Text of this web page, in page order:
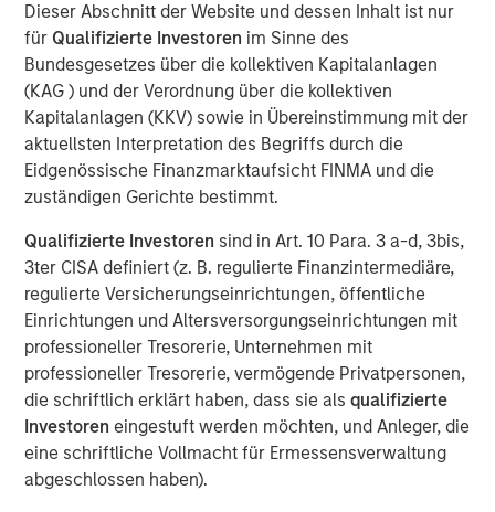
Dieser Abschnitt der Website und dessen Inhalt ist nur
für Qualifizierte Investoren im Sinne des
Bundesgesetzes über die kollektiven Kapitalanlagen
(KAG ) und der Verordnung über die kollektiven
Kapitalanlagen (KKV) sowie in Übereinstimmung mit der
aktuellsten Interpretation des Begriffs durch die
Eidgenössische Finanzmarktaufsicht FINMA und die
zuständigen Gerichte bestimmt.
Qualifizierte Investoren sind in Art. 10 Para. 3 a-d, 3bis,
3ter CISA definiert (z. B. regulierte Finanzintermediäre,
regulierte Versicherungseinrichtungen, öffentliche
Einrichtungen und Altersversorgungseinrichtungen mit
professioneller Tresorerie, Unternehmen mit
professioneller Tresorerie, vermögende Privatpersonen,
die schriftlich erklärt haben, dass sie alsqualifizierte
Investoren eingestuft werden möchten, und Anleger, die
eine schriftliche Vollmacht für Ermessensverwaltung
abgeschlossen haben).
Tianhe Chemicals Group (“Tianhe” or the “Company”), a
leading specialty chemicals company in China, today
announced the closing of a strategic partnership with
Morgan Stanley Private Equity Asia (“MSPE Asia”),
including a US$300 million equity investment by MSPE
Asia. In addition, Mr. Homer Sun, MSPE Asia’s Chief
Investment Officer, will join the board of the Company.
additives and a leading global producer of specialty
fluorochemicals. Tianhe’s lubricant oil additives provide
key chemical functionality such as friction reduction,
cleansing and heat dissipation to motor oil and other
finished lubricants. The Company also produces high-end
specialty fluorochemicals that have a wide range of
applications in repellency, surfactants and solvents.
Mr. Xuan Wei, Chief Executive Officer of Tianhe, said, “We
are pleased to forge this strategic partnership with one of